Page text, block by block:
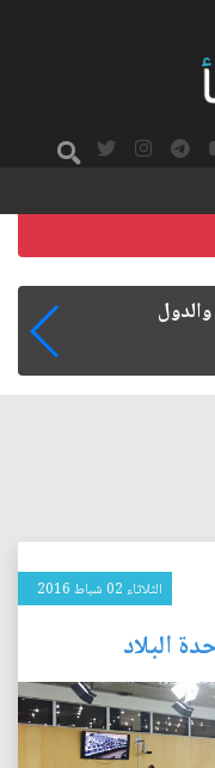
ساخن
الثلاثاء 02 شباط 2016
البلاد